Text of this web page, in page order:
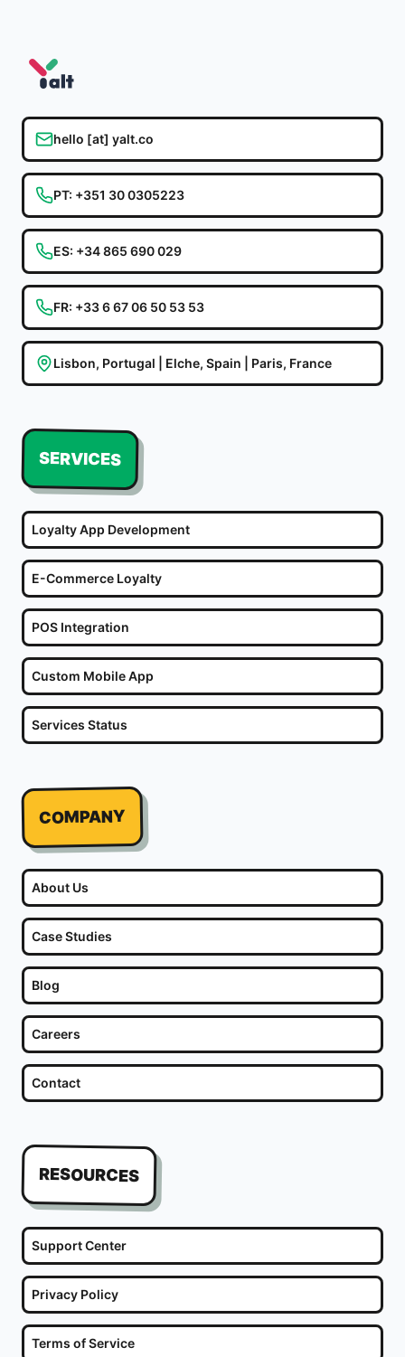
hello [at] yalt.co
PT: +351 30 0305223
ES: +34 865 690 029
FR: +33 6 67 06 50 53 53
Lisbon, Portugal | Elche, Spain | Paris, France
SERVICES
Loyalty App Development
E-Commerce Loyalty
POS Integration
Custom Mobile App
Services Status
COMPANY
About Us
Case Studies
Blog
Careers
Contact
RESOURCES
Support Center
Privacy Policy
Terms of Service